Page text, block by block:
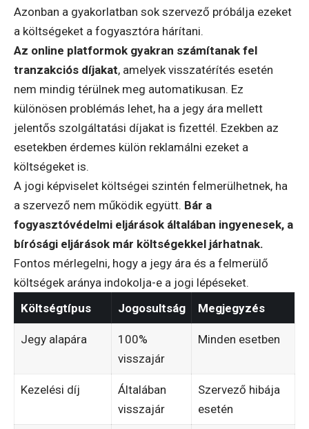
Azonban a gyakorlatban sok szervező próbálja ezeket
a költségeket a fogyasztóra hárítani.
Az online platformok gyakran számítanak fel
tranzakciós díjakat, amelyek visszatérítés esetén
nem mindig térülnek meg automatikusan. Ez
különösen problémás lehet, ha a jegy ára mellett
jelentős szolgáltatási díjakat is fizettél. Ezekben az
esetekben érdemes külön reklamálni ezeket a
költségeket is.
A jogi képviselet költségei szintén felmerülhetnek, ha
a szervező nem működik együtt. Bár a
fogyasztóvédelmi eljárások általában ingyenesek, a
bírósági eljárások már költségekkel járhatnak.
Fontos mérlegelni, hogy a jegy ára és a felmerülő
költségek aránya indokolja-e a jogi lépéseket.
Költségtípus
Jogosultság Megjegyzés
Jegy alapára
100%
visszajár
Minden esetben
Kezelési díj
Általában
visszajár
Szervező hibája
esetén